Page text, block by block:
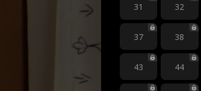
31 32
37 38
43 44